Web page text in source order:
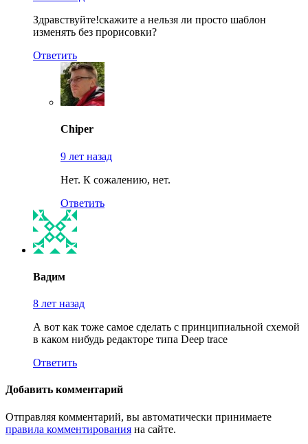
Здравствуйте!скажите а нельзя ли просто шаблон
изменять без прорисовки?
Ответить
Chiper
9 лет назад
Нет. К сожалению, нет.
Ответить
Вадим
8 лет назад
А вот как тоже самое сделать с принципиальной схемой
в каком нибудь редакторе типа Deep trace
Ответить
Добавить комментарий
Отправляя комментарий, вы автоматически принимаете
правила комментирования на сайте.